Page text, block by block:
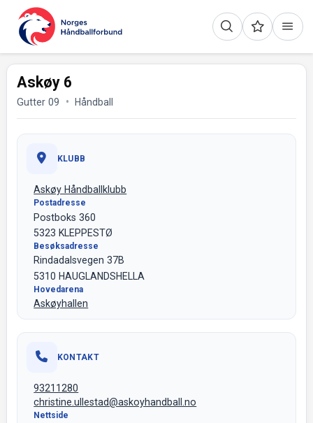
Askøy 6
Gutter 09 Håndball
KLUBB
Askøy Håndballklubb
Postadresse
Postboks 360
5323 KLEPPESTØ
Besøksadresse
Rindadalsvegen 37B
5310 HAUGLANDSHELLA
Hovedarena
Askøyhallen
KONTAKT
93211280
christine.ullestad@askoyhandball.no
Nettside